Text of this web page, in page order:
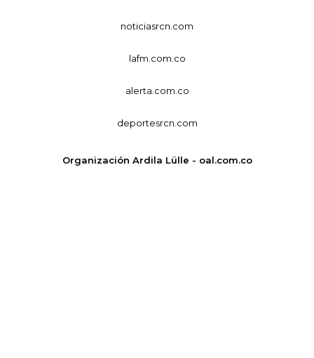
noticiasrcn.com
lafm.com.co
alerta.com.co
deportesrcn.com
Organización Ardila Lülle - oal.com.co